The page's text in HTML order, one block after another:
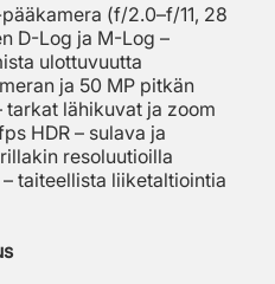
(f/2.0–f/11, 28
D-Log ja M-Log –
ulottuvuutta
ja 50 MP pitkän
lähikuvat ja zoom
HDR – sulava ja
resoluutioilla
taiteellista liiketaltiointia